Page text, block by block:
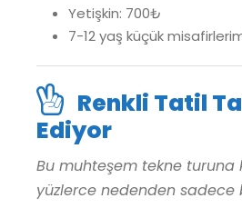
Yetişkin: 700₺
7-12 yaş küçük
Renkli Tatil
Ediyor
Bu muhteşem tekne turuna
yüzlerce nedenden sadece